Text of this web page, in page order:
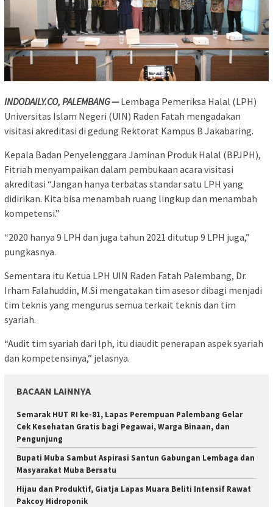
INDODAILY.CO, PALEMBANG — Lembaga Pemeriksa Halal (LPH)
Universitas Islam Negeri (UIN) Raden Fatah mengadakan
visitasi akreditasi di gedung Rektorat Kampus B Jakabaring.
Kepala Badan Penyelenggara Jaminan Produk Halal (BPJPH),
Fitriah menyampaikan dalam pembukaan acara visitasi
akreditasi “Jangan hanya terbatas standar satu LPH yang
didirikan. Kita bisa menambah ruang lingkup dan menambah
kompetensi.”
“2020 hanya 9 LPH dan juga tahun 2021 ditutup 9 LPH juga,”
pungkasnya.
Sementara itu Ketua LPH UIN Raden Fatah Palembang, Dr.
Irham Falahuddin, M.Si mengatakan tim asesor dibagi menjadi
tim teknis yang mengurus semua terkait teknis dan tim
syariah.
“Audit tim syariah dari lph, itu diaudit penerapan aspek syariah
dan kompetensinya,” jelasnya.
BACAAN LAINNYA
Semarak HUT RI ke-81, Lapas Perempuan Palembang Gelar
Cek Kesehatan Gratis bagi Pegawai, Warga Binaan, dan
Pengunjung
Bupati Muba Sambut Aspirasi Santun Gabungan Lembaga dan
Masyarakat Muba Bersatu
Hijau dan Produktif, Giatja Lapas Muara Beliti Intensif Rawat
Pakcoy Hidroponik